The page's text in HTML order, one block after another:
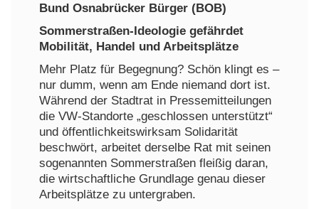
Bund Osnabrücker Bürger (BOB)
Sommerstraßen-Ideologie gefährdet
Mobilität, Handel und Arbeitsplätze
Mehr Platz für Begegnung? Schön klingt es –
nur dumm, wenn am Ende niemand dort ist.
Während der Stadtrat in Pressemitteilungen
die VW-Standorte „geschlossen unterstützt“
und öffentlichkeitswirksam Solidarität
beschwört, arbeitet derselbe Rat mit seinen
sogenannten Sommerstraßen fleißig daran,
die wirtschaftliche Grundlage genau dieser
Arbeitsplätze zu untergraben.